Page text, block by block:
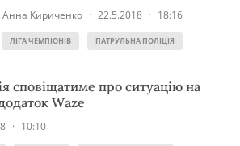
Анна Кириченко · 22.5.2018 · 18:16
ЛІГА ЧЕМПІОНІВ ПАТРУЛЬНА ПОЛІЦІЯ
сповіщатиме про ситуацію на
Waze
· 10:10